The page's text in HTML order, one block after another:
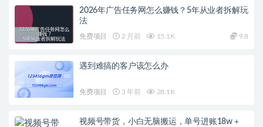
2026年广告任务网怎么赚钱？5年从业者拆解玩
法
免费项目 2 月前 15.1K 9.8
遇到难搞的客户该怎么办
免费项目 3 年前 28.1K
视频号带货，小白无脑搬运，单号进账18w＋